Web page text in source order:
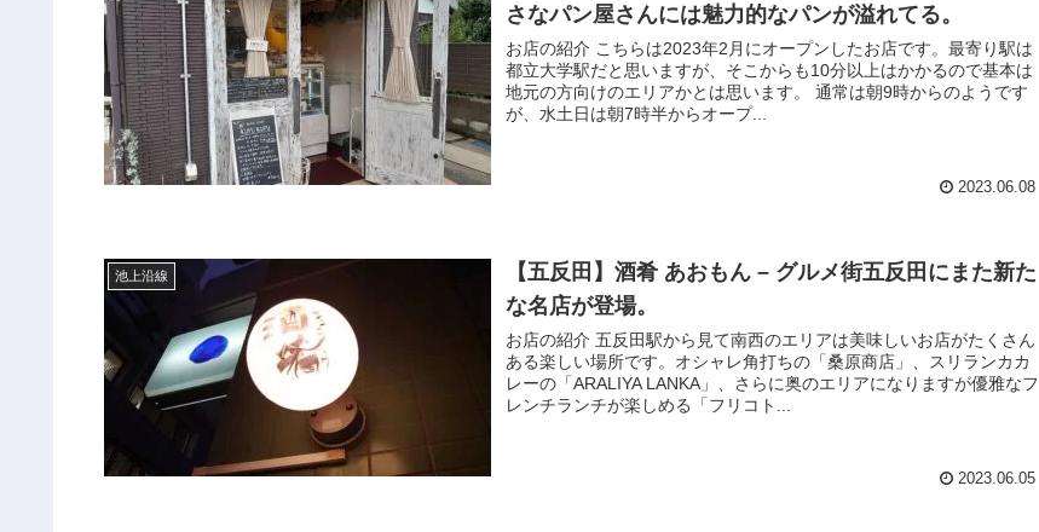
さなパン屋さんには魅力的なパンが溢れてる。
お店の紹介 こちらは2023年2月にオープンしたお店です。最寄り駅は
都立大学駅だと思いますが、そこからも10分以上はかかるので基本は
地元の方向けのエリアかとは思います。 通常は朝9時からのようです
が、水土日は朝7時半からオープ...
2023.06.08
池上沿線
【五反田】酒肴 あおもん – グルメ街五反田にまた新た
な名店が登場。
お店の紹介 五反田駅から見て南西のエリアは美味しいお店がたくさん
ある楽しい場所です。オシャレ角打ちの「桑原商店」、スリランカカ
レーの「ARALIYA LANKA」、さらに奥のエリアになりますが優雅なフ
レンチランチが楽しめる「フリコト...
2023.06.05